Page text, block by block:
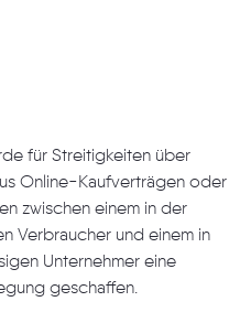
für Streitigkeiten über
Online-Kaufverträgen oder
zwischen einem in der
Verbraucher und einem in
Unternehmer eine
geschaffen.